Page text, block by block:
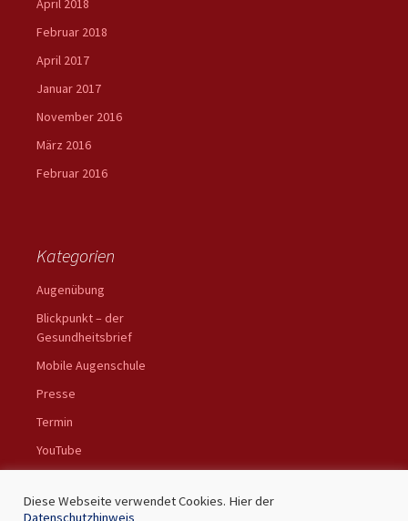
April 2018
Februar 2018
April 2017
Januar 2017
November 2016
März 2016
Februar 2016
Kategorien
Augenübung
Blickpunkt – der
Gesundheitsbrief
Mobile Augenschule
Presse
Termin
YouTube
Diese Webseite verwendet Cookies. Hier der
Datenschutzhinweis